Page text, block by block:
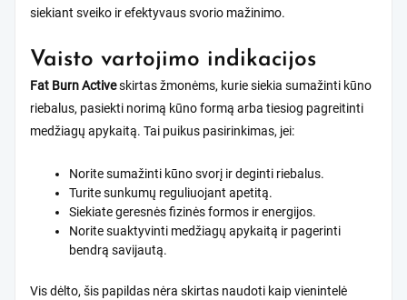
siekiant sveiko ir efektyvaus svorio mažinimo.
Vaisto vartojimo indikacijos
Fat Burn Activeskirtas žmonėms, kurie siekia sumažinti kūno
riebalus, pasiekti norimą kūno formą arba tiesiog pagreitinti
medžiagų apykaitą. Tai puikus pasirinkimas, jei:
Norite sumažinti kūno svorį ir deginti riebalus.
Turite sunkumų reguliuojant apetitą.
Siekiate geresnės fizinės formos ir energijos.
Norite suaktyvinti medžiagų apykaitą ir pagerinti
bendrą savijautą.
Vis dėlto, šis papildas nėra skirtas naudoti kaip vienintelė